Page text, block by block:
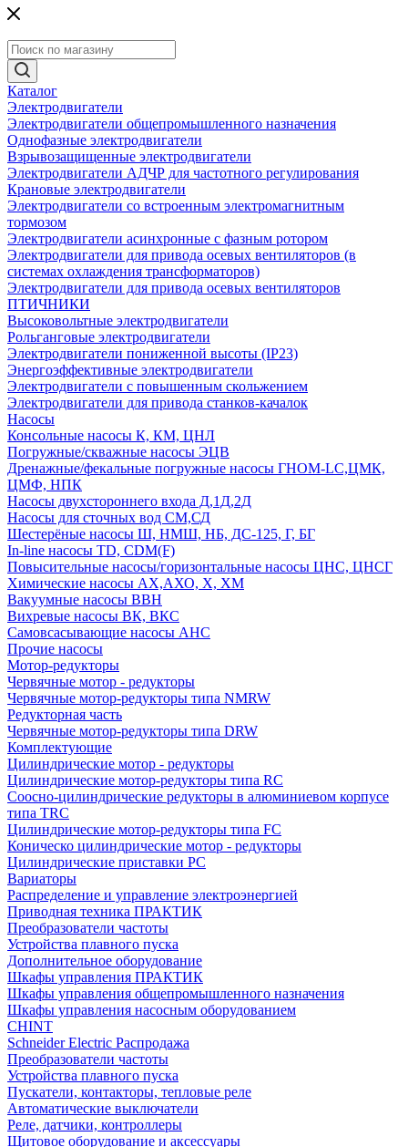
Каталог
Электродвигатели
Электродвигатели общепромышленного назначения
Однофазные электродвигатели
Взрывозащищенные электродвигатели
Электродвигатели АДЧР для частотного регулирования
Крановые электродвигатели
Электродвигатели со встроенным электромагнитным
тормозом
Электродвигатели асинхронные с фазным ротором
Электродвигатели для привода осевых вентиляторов (в
системах охлаждения трансформаторов)
Электродвигатели для привода осевых вентиляторов
ПТИЧНИКИ
Высоковольтные электродвигатели
Рольганговые электродвигатели
Электродвигатели пониженной высоты (IP23)
Энергоэффективные электродвигатели
Электродвигатели с повышенным скольжением
Электродвигатели для привода станков-качалок
Насосы
Консольные насосы К, КМ, ЦНЛ
Погружные/скважные насосы ЭЦВ
Дренажные/фекальные погружные насосы ГНОМ-LC,ЦМК,
ЦМФ, НПК
Насосы двухстороннего входа Д,1Д,2Д
Насосы для сточных вод СМ,СД
Шестерёные насосы Ш, НМШ, НБ, ДС-125, Г, БГ
In-line насосы TD, CDM(F)
Повысительные насосы/горизонтальные насосы ЦНС, ЦНСГ
Химические насосы АХ,АХО, Х, ХМ
Вакуумные насосы ВВН
Вихревые насосы ВК, ВКС
Самовсасывающие насосы АНС
Прочие насосы
Мотор-редукторы
Червячные мотор - редукторы
Червячные мотор-редукторы типа NMRW
Редукторная часть
Червячные мотор-редукторы типа DRW
Комплектующие
Цилиндрические мотор - редукторы
Цилиндрические мотор-редукторы типа RC
Соосно-цилиндрические редукторы в алюминиевом корпусе
типа TRC
Цилиндрические мотор-редукторы типа FC
Коническо цилиндрические мотор - редукторы
Цилиндрические приставки PC
Вариаторы
Распределение и управление электроэнергией
Приводная техника ПРАКТИК
Преобразователи частоты
Устройства плавного пуска
Дополнительное оборудование
Шкафы управления ПРАКТИК
Шкафы управления общепромышленного назначения
Шкафы управления насосным оборудованием
CHINT
Schneider Electric Распродажа
Преобразователи частоты
Устройства плавного пуска
Пускатели, контакторы, тепловые реле
Автоматические выключатели
Реле, датчики, контроллеры
Щитовое оборудование и аксессуары